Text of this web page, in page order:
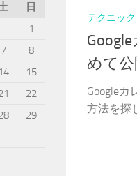
テクニック
めて
Googleカ
方法を探
日
1
7
8
14
15
22
29